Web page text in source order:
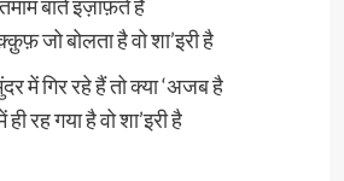
बातें इज़ाफ़तें हैं
जो बोलता है वो शा’इरी है
में गिर रहे हैं तो क्या ‘अजब है
रह गया है वो शा’इरी है